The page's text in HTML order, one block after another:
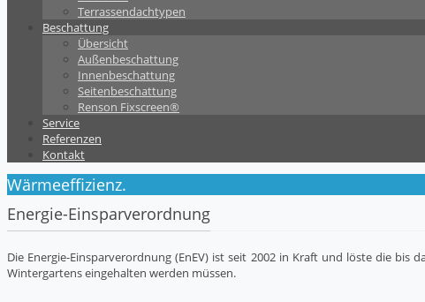
Terrassendachtypen
Beschattung
Übersicht
Außenbeschattung
Innenbeschattung
Seitenbeschattung
Renson Fixscreen®
Service
Referenzen
Kontakt
Wärmeeffizienz.
Energie-Einsparverordnung
Die Energie-Einsparverordnung (EnEV) ist seit 2002 in Kraft und löste die
Wintergartens eingehalten werden müssen.